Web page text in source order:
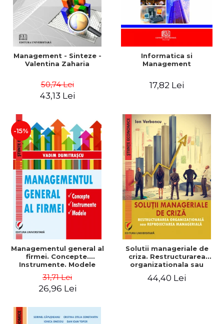
Management - Sinteze -
Valentina Zaharia
50,74 Lei
43,13 Lei
Informatica si
Management
17,82 Lei
-15%
Managementul general al
firmei. Concepte.
Instrumente. Modele
31,71 Lei
26,96 Lei
Solutii manageriale de
criza. Restructurarea
organizationala sau
44,40 Lei